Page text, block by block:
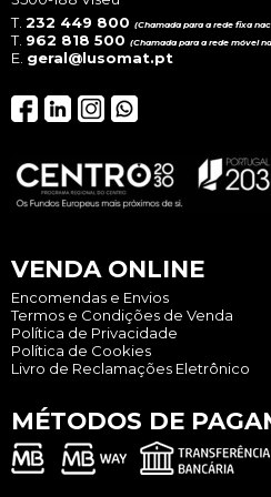
T. 232 449 800 (Chamada para a rede fixa
T. 962 818 500 (Chamada para a rede móvel
E. geral@lusomat.pt
VENDA ONLINE
Encomendas e Envios
Termos e Condições de Venda
Política de Privacidade
Política de Cookies
Livro de Reclamações Eletrônico
MÉTODOS DE